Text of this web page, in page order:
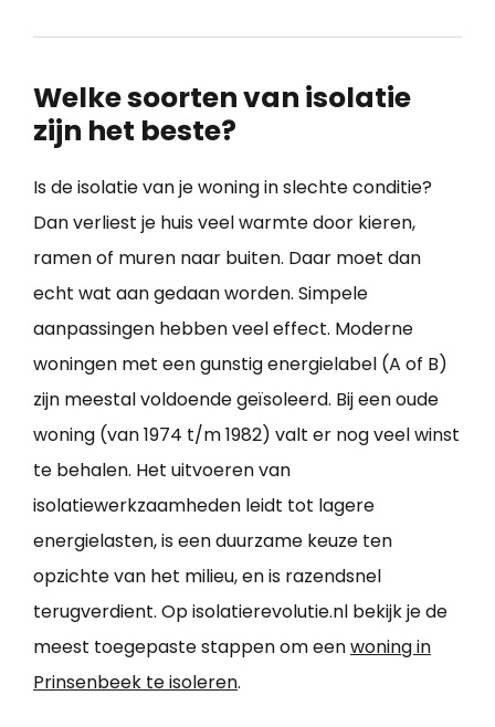
Welke soorten van isolatie
zijn het beste?
Is de isolatie van je woning in slechte conditie?
Dan verliest je huis veel warmte door kieren,
ramen of muren naar buiten. Daar moet dan
echt wat aan gedaan worden. Simpele
aanpassingen hebben veel effect. Moderne
woningen met een gunstig energielabel (A of B)
zijn meestal voldoende geïsoleerd. Bij een oude
woning (van 1974 t/m 1982) valt er nog veel winst
te behalen. Het uitvoeren van
isolatiewerkzaamheden leidt tot lagere
energielasten, is een duurzame keuze ten
opzichte van het milieu, en is razendsnel
terugverdient. Op isolatierevolutie.nl bekijk je de
meest toegepaste stappen om eenwoning in
Prinsenbeek te isoleren.